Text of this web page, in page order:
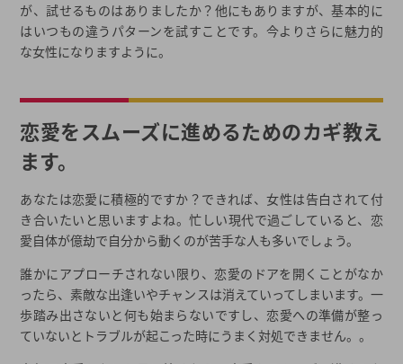
が、試せるものはありましたか？他にもありますが、基本的に
はいつもの違うパターンを試すことです。今よりさらに魅力的
な女性になりますように。
恋愛をスムーズに進めるためのカギ教え
ます。
あなたは恋愛に積極的ですか？できれば、女性は告白されて付
き合いたいと思いますよね。忙しい現代で過ごしていると、恋
愛自体が億劫で自分から動くのが苦手な人も多いでしょう。
誰かにアプローチされない限り、恋愛のドアを開くことがなか
ったら、素敵な出逢いやチャンスは消えていってしまいます。一
歩踏み出さないと何も始まらないですし、恋愛への準備が整っ
ていないとトラブルが起こった時にうまく対処できません。。